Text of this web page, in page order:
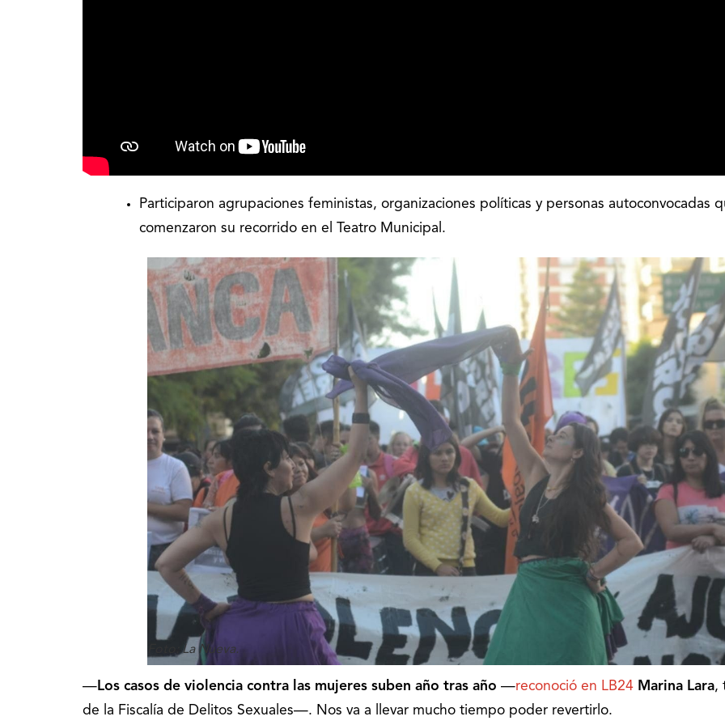
Participaron agrupaciones feministas, organizaciones políticas y personas autoconvocadas
comenzaron su recorrido en el Teatro Municipal.
Foto: La Nueva.
—Los casos de violencia contra las mujeres suben año tras año —reconoció en LB24 Marina Lara,
de la Fiscalía de Delitos Sexuales—. Nos va a llevar mucho tiempo poder revertirlo.